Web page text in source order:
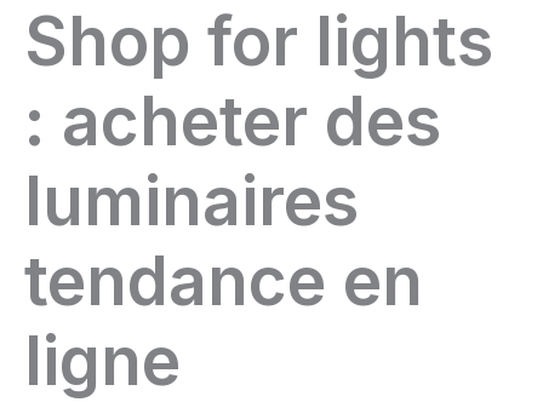
Shop for lights
: acheter des
luminaires
tendance en
ligne